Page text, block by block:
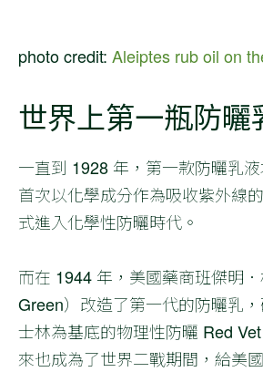
photo credit: Aleiptes rub oil on
世界上第一瓶防曬
一直到 1928 年，第一款防曬乳
首次以化學成分作為吸收紫外線
式進入化學性防曬時代。
而在 1944 年，美國藥商班傑明
Green）改造了第一代的防曬乳
士林為基底的物理性防曬 Red
來也成為了世界二戰期間，給美